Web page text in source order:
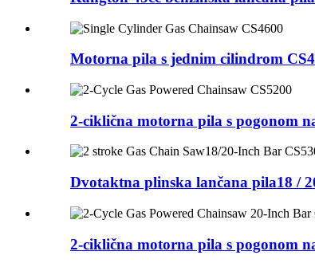
Motorna pila s jednim cilindrom
2-ciklična motorna pila s pogonom
Dvotaktna plinska lančana pila18 /
2-ciklična motorna pila s pogonom